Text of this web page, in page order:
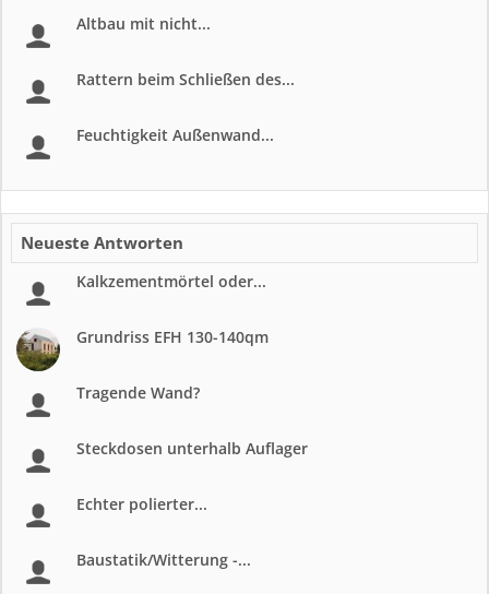
Altbau mit nicht...
Rattern beim Schließen des...
Feuchtigkeit Außenwand...
Neueste Antworten
Kalkzementmörtel oder...
Grundriss EFH 130-140qm
Tragende Wand?
Steckdosen unterhalb Auflager
Echter polierter...
Baustatik/Witterung -...